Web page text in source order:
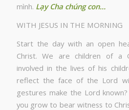
mình. Lạy Cha chúng con…
WITH JESUS IN THE MORNING
Start the day with an open
Christ. We are children of a
involved in the lives of his
reflect the face of the Lord
gestures make the Lord
you grow to bear witness to